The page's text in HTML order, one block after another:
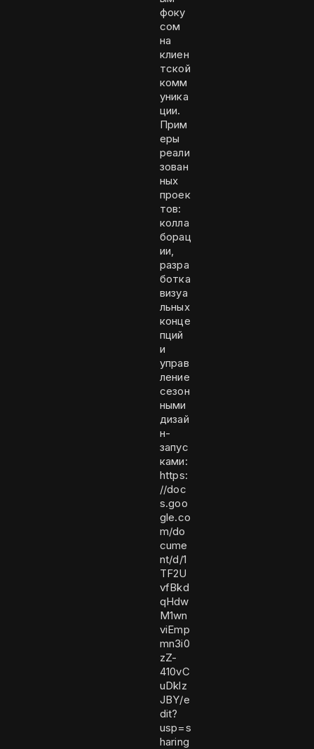
фоку
сом
на
клиен
тской
комм
уника
ции.
Прим
еры
реали
зован
ных
проек
тов:
колла
борац
ии,
разра
ботка
визуа
льных
конце
пций
и
управ
ление
сезон
ными
дизай
н-
запус
ками:
https:
//doc
s.goo
gle.co
m/do
cume
nt/d/1
TF2U
vfBkd
qHdw
M1wn
viEmp
mn3i0
zZ-
410vC
uDklz
JBY/e
dit?
usp=s
haring